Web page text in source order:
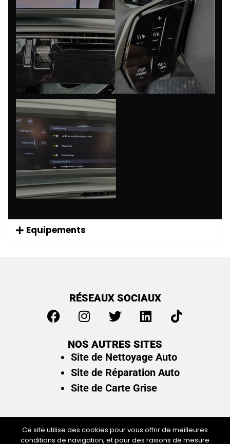
Equipements
RÉSEAUX SOCIAUX
NOS AUTRES SITES
Site de Nettoyage Auto
Site de Réparation Auto
Site de Carte Grise
Ce site utilise des cookies pour vous offrir de meilleures
conditions de navigation, et pour des raisons de mesure